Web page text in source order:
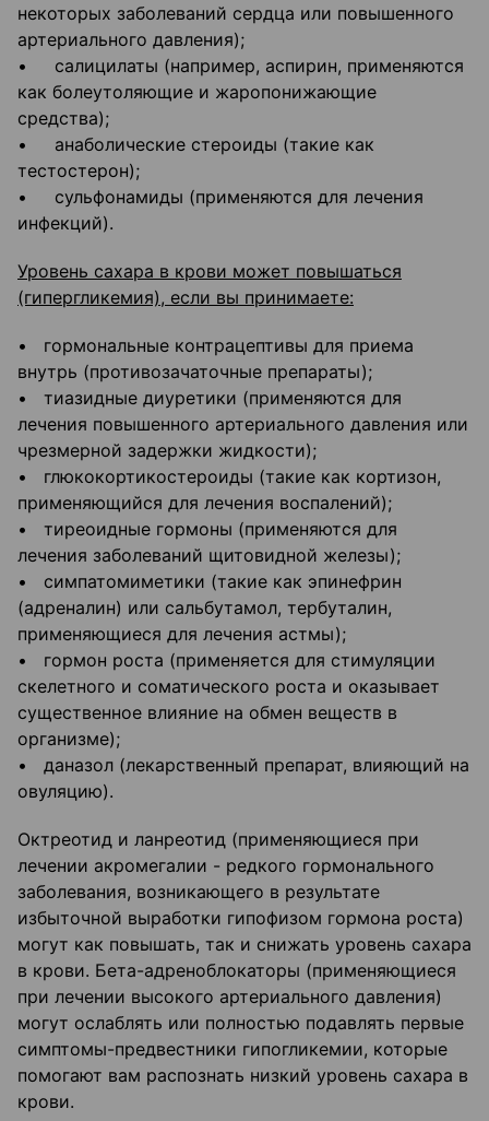
некоторых заболеваний сердца или повышенного
артериального давления);
• салицилаты (например, аспирин, применяются
как болеутоляющие и жаропонижающие
средства);
• анаболические стероиды (такие как
тестостерон);
• сульфонамиды (применяются для лечения
инфекций).
Уровень сахара в крови может повышаться
(гипергликемия), если вы принимаете:
• гормональные контрацептивы для приема
внутрь (противозачаточные препараты);
• тиазидные диуретики (применяются для
лечения повышенного артериального давления или
чрезмерной задержки жидкости);
• глюкокортикостероиды (такие как кортизон,
применяющийся для лечения воспалений);
• тиреоидные гормоны (применяются для
лечения заболеваний щитовидной железы);
• симпатомиметики (такие как эпинефрин
(адреналин) или сальбутамол, тербуталин,
применяющиеся для лечения астмы);
• гормон роста (применяется для стимуляции
скелетного и соматического роста и оказывает
существенное влияние на обмен веществ в
организме);
• даназол (лекарственный препарат, влияющий на
овуляцию).
Октреотид и ланреотид (применяющиеся при
лечении акромегалии - редкого гормонального
заболевания, возникающего в результате
избыточной выработки гипофизом гормона роста)
могут как повышать, так и снижать уровень сахара
в крови. Бета-адреноблокаторы (применяющиеся
при лечении высокого артериального давления)
могут ослаблять или полностью подавлять первые
симптомы-предвестники гипогликемии, которые
помогают вам распознать низкий уровень сахара в
крови.